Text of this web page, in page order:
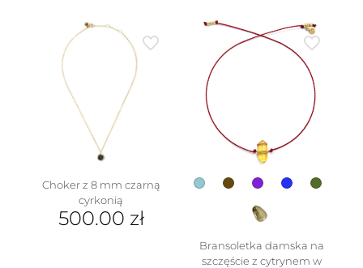
Opcje
można
stronie
produktu
produkt
ma
wiele
wariantów.
stronie
produktu
Choker z 8 mm czarną
cyrkonią
500.00 zł
Bransoletka damska na
szczęście z cytrynem w